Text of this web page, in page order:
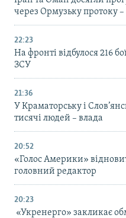
через Ормузьку протоку
22:23
На фронті відбулося 216
ЗСУ
21:36
У Краматорську і
тисячі людей – влада
20:52
«Голос Америки»
головний редактор
20:23
«Укренерго» закликає